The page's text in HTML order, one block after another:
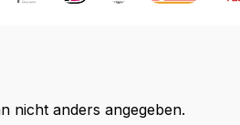
nicht anders angegeben.